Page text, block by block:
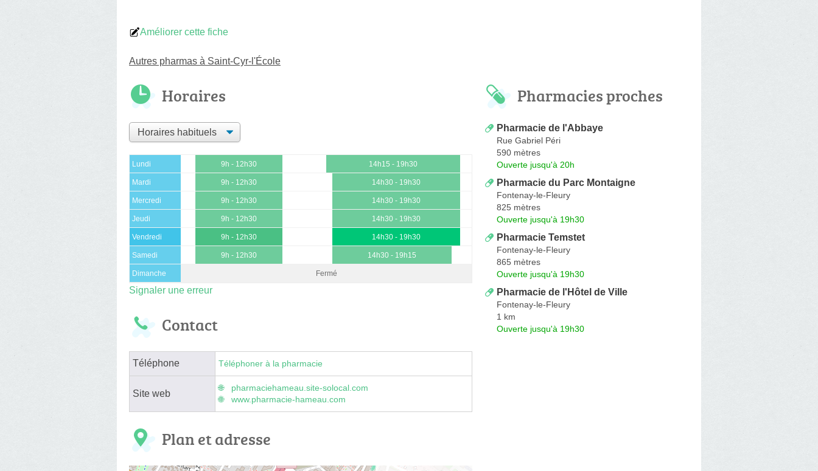
Améliorer cette fiche
Autres pharmas à Saint-Cyr-l'École
Horaires
Lundi 9h - 12h30 14h15 - 19h30
Mardi 9h - 12h30 14h30 - 19h30
Mercredi 9h - 12h30 14h30 - 19h30
Jeudi 9h - 12h30 14h30 - 19h30
Vendredi 9h - 12h30 14h30 - 19h30
Samedi 9h - 12h30 14h30 - 19h15
Dimanche Fermé
Signaler une erreur
Contact
Téléphone Téléphoner à la pharmacie
Site web
pharmaciehameau.site-solocal.com
www.pharmacie-hameau.com
Plan et adresse
Pharmacies proches
Pharmacie de l'Abbaye
Rue Gabriel Péri
590 mètres
Ouverte jusqu'à 20h
Pharmacie du Parc Montaigne
Fontenay-le-Fleury
825 mètres
Ouverte jusqu'à 19h30
Pharmacie Temstet
Fontenay-le-Fleury
865 mètres
Ouverte jusqu'à 19h30
Pharmacie de l'Hôtel de Ville
Fontenay-le-Fleury
1 km
Ouverte jusqu'à 19h30